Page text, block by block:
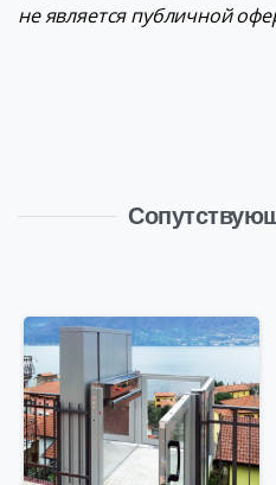
не является публичной